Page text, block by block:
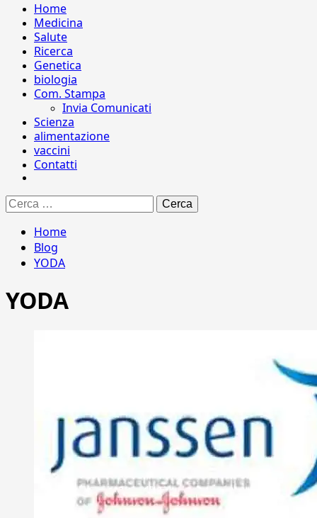
Home
Medicina
Salute
Ricerca
Genetica
biologia
Com. Stampa
Invia Comunicati
Scienza
alimentazione
vaccini
Contatti
Ricerca
per:
Home
Blog
YODA
YODA